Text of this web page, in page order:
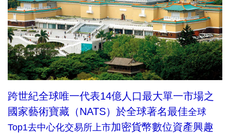
跨世紀全球唯一代表14億人口最大單一市場之
國家藝術寶藏（NATS）於全球著名最佳全球
Top1去中心化交易所上市加密貨幣數位資產興趣